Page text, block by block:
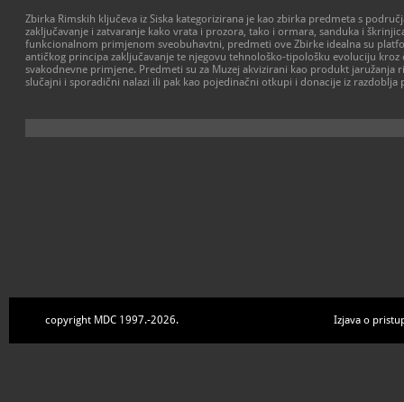
Zbirka Rimskih ključeva iz Siska kategorizirana je kao zbirka predmeta s
zaključavanje i zatvaranje kako vrata i prozora, tako i ormara, sanduka i
funkcionalnom primjenom sveobuhavtni, predmeti ove Zbirke idealna su
antičkog principa zaključavanje te njegovu tehnološko-tipološku evoluciju kroz
svakodnevne primjene. Predmeti su za Muzej akvizirani kao produkt jaružanja
slučajni i sporadični nalazi ili pak kao pojedinačni otkupi i donacije iz razdoblja
copyright MDC 1997.-2026. Izjava o